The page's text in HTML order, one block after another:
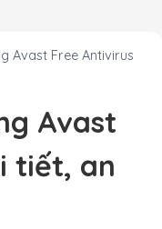
Avast Free Antivirus
Avast
tiết, an